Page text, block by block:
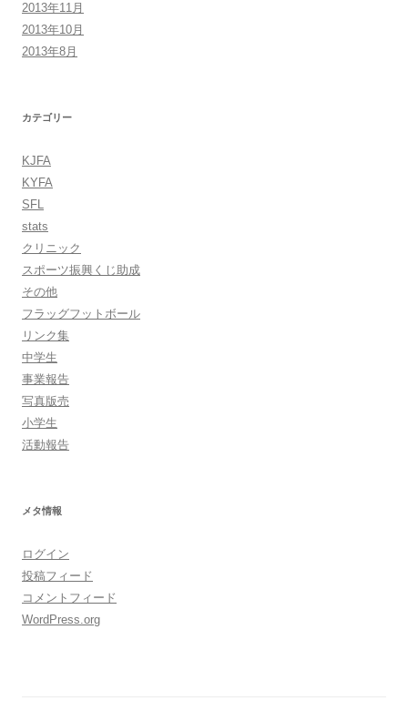
2013年11月
2013年10月
2013年8月
カテゴリー
KJFA
KYFA
SFL
stats
クリニック
スポーツ振興くじ助成
その他
フラッグフットボール
リンク集
中学生
事業報告
写真版売
小学生
活動報告
メタ情報
ログイン
投稿フィード
コメントフィード
WordPress.org